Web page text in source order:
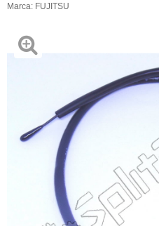
Marca: FUJITSU